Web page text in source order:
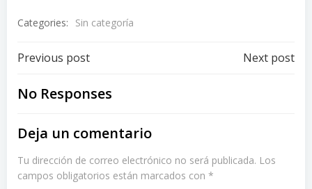
Categories: Sin categoría
Post
navigation
Previous post Next post
No Responses
Deja un comentario
Tu dirección de correo electrónico no será publicada. Los
campos obligatorios están marcados con *